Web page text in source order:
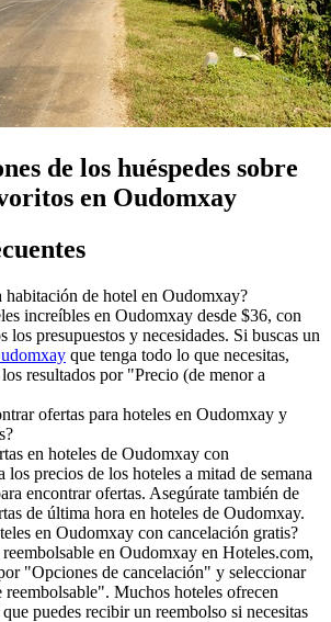
de los huéspedes sobre
en Oudomxay
habitación de hotel en Oudomxay?
increíbles en Oudomxay desde $36, con
los presupuestos y necesidades. Si buscas un
que tenga todo lo que necesitas,
resultados por "Precio (de menor a
ofertas para hoteles en Oudomxay y
en hoteles de Oudomxay con
precios de los hoteles a mitad de semana
encontrar ofertas. Asegúrate también de
de última hora en hoteles de Oudomxay.
en Oudomxay con cancelación gratis?
en Oudomxay en Hoteles.com,
"Opciones de cancelación" y seleccionar
Muchos hoteles ofrecen
puedes recibir un reembolso si necesitas